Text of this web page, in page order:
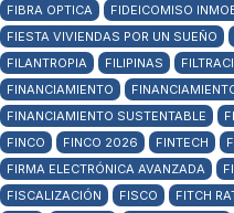
FIBRA OPTICA
FIDEICOMISO
FIESTA VIVIENDAS POR UN SUEÑO
FILANTROPIA
FILIPINAS
FINANCIAMIENTO
FINANCIAMIENTO SUSTENTABLE
FINCO
FINCO 2026 FINTECH
FIRMA ELECTRÓNICA AVANZADA
FISCALIZACIÓN
FISCO FITCH